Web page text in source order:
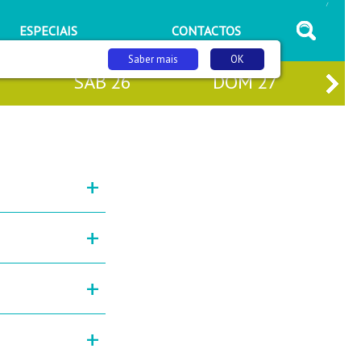
ESPECIAIS CONTACTOS
/
SÁB26 DOM27
+
+
+
+
OK
Saber mais